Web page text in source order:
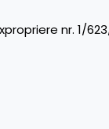
nr. 1/